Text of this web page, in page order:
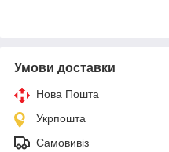
Умови доставки
Нова Пошта
Укрпошта
Самовивіз